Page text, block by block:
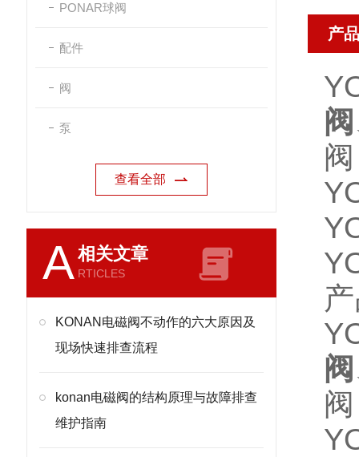
PONAR球阀
配件
阀
泵
查看全部
A相关文章
RTICLES
KONAN电磁阀不动作的六大原因及
现场快速排查流程
konan电磁阀的结构原理与故障排查
维护指南
产
阀
阀